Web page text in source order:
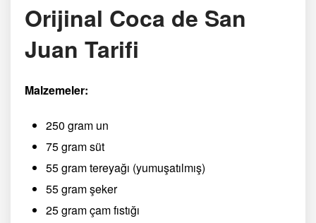
Orijinal Coca de San
Juan Tarifi
Malzemeler:
250 gram un
75 gram süt
55 gram tereyağı (yumuşatılmış)
55 gram şeker
25 gram çam fıstığı